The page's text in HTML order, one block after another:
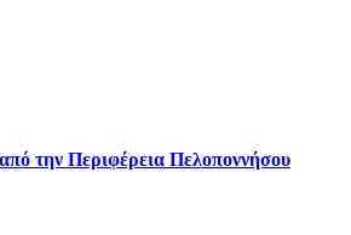
την Περιφέρεια Πελοποννήσου